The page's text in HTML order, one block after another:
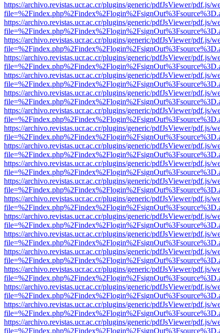
https://archivo.revistas.ucr.ac.cr/plugins/generic/pdfJsViewer/pdf.js/
https://archivo.revistas.ucr.ac.cr/plugins/generic/pdfJsViewer/pdf.js/
https://archivo.revistas.ucr.ac.cr/plugins/generic/pdfJsViewer/pdf.js/
https://archivo.revistas.ucr.ac.cr/plugins/generic/pdfJsViewer/pdf.js/
https://archivo.revistas.ucr.ac.cr/plugins/generic/pdfJsViewer/pdf.js/
https://archivo.revistas.ucr.ac.cr/plugins/generic/pdfJsViewer/pdf.js/
https://archivo.revistas.ucr.ac.cr/plugins/generic/pdfJsViewer/pdf.js/
https://archivo.revistas.ucr.ac.cr/plugins/generic/pdfJsViewer/pdf.js/
https://archivo.revistas.ucr.ac.cr/plugins/generic/pdfJsViewer/pdf.js/
https://archivo.revistas.ucr.ac.cr/plugins/generic/pdfJsViewer/pdf.js/
https://archivo.revistas.ucr.ac.cr/plugins/generic/pdfJsViewer/pdf.js/
https://archivo.revistas.ucr.ac.cr/plugins/generic/pdfJsViewer/pdf.js/
https://archivo.revistas.ucr.ac.cr/plugins/generic/pdfJsViewer/pdf.js/
https://archivo.revistas.ucr.ac.cr/plugins/generic/pdfJsViewer/pdf.js/
https://archivo.revistas.ucr.ac.cr/plugins/generic/pdfJsViewer/pdf.js/
https://archivo.revistas.ucr.ac.cr/plugins/generic/pdfJsViewer/pdf.js/
https://archivo.revistas.ucr.ac.cr/plugins/generic/pdfJsViewer/pdf.js/
https://archivo.revistas.ucr.ac.cr/plugins/generic/pdfJsViewer/pdf.js/
https://archivo.revistas.ucr.ac.cr/plugins/generic/pdfJsViewer/pdf.js/